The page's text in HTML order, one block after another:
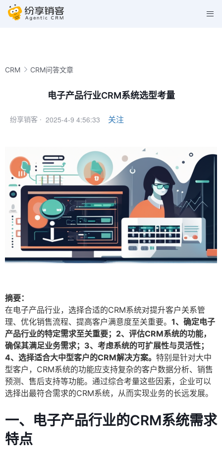
CRM CRM问答文章
电子产品行业CRM系统选型考量
纷享销客 · 2025-4-9 4:56:33 关注
摘要：
在电子产品行业，选择合适的CRM系统对提升客户关系管
理、优化销售流程、提高客户满意度至关重要。 1、确定电子
产品行业的特定需求至关重要；2、评估CRM系统的功能，
确保其满足业务需求；3、考虑系统的可扩展性与灵活性；
4、选择适合大中型客户的CRM解决方案。 特别是针对大中
型客户，CRM系统的功能应支持复杂的客户数据分析、销售
预测、售后支持等功能。通过综合考量这些因素，企业可以
选择出最符合需求的CRM系统，从而实现业务的长远发展。
一、电子产品行业的CRM系统需求
特点